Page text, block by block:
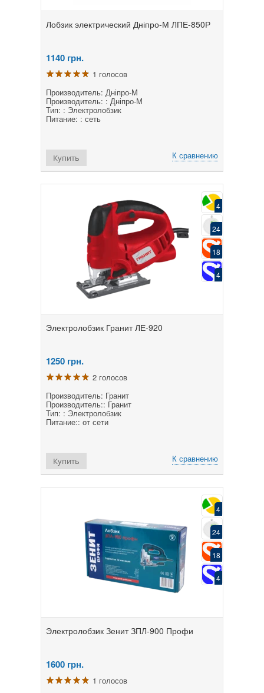
Лобзик электрический Дніпро-М ЛПЕ-850Р
1140 грн.
1 голосов
Производитель: Дніпро-М
Производитель: : Дніпро-М
Тип: : Электролобзик
Питание: : сеть
К сравнению
Купить
4
24
18
4
Электролобзик Гранит ЛЕ-920
1250 грн.
2 голосов
Производитель: Гранит
Производитель:: Гранит
Тип: : Электролобзик
Питание:: от сети
К сравнению
Купить
4
24
18
4
Электролобзик Зенит ЗПЛ-900 Профи
1600 грн.
1 голосов